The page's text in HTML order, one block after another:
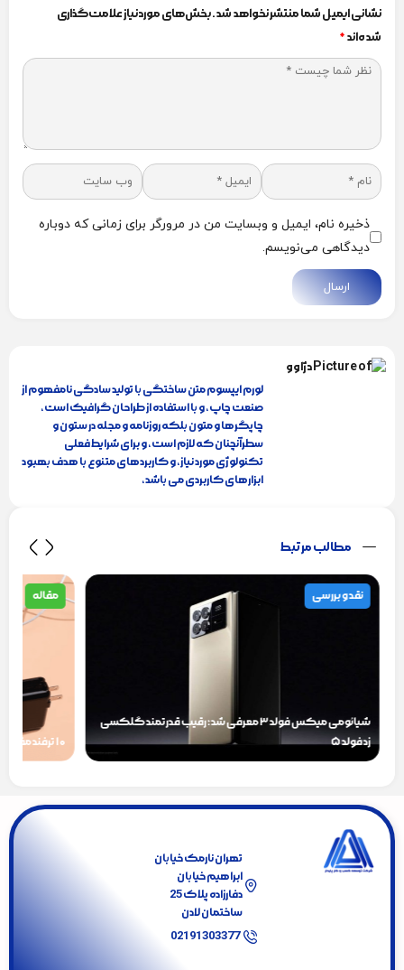
نشانی ایمیل شما منتشر نخواهد شد.بخش‌های موردنیاز علامت‌گذاری
شده‌اند*
ذخیره نام، ایمیل و وبسایت من در مرورگر برای زمانی که دوباره
دیدگاهی می‌نویسم.
ارسال
لورم ایپسوم متن ساختگی با تولید سادگی نامفهوم از
صنعت چاپ، و با استفاده از طراحان گرافیک است،
چاپگرها و متون بلکه روزنامه و مجله در ستون و
سطرآنچنان که لازم است، و برای شرایط فعلی
تکنولوژی مورد نیاز، و کاربردهای متنوع با هدف بهبود
ابزارهای کاربردی می باشد،
مطالب مرتبط
نقد و بررسی
شیائومی میکس فولد ۳ معرفی شد؛ رقیب قدرتمند گلکسی
زد فولد ۵
مقاله
۱۰ ترفند مفید و کاربردی برای شارژ سریع‌تر گوشی‌های موبایل
تهران نارمک خیابان
ابراهیم خیابان
دفارزاده پلاک 25
ساختمان لادن
02191303377